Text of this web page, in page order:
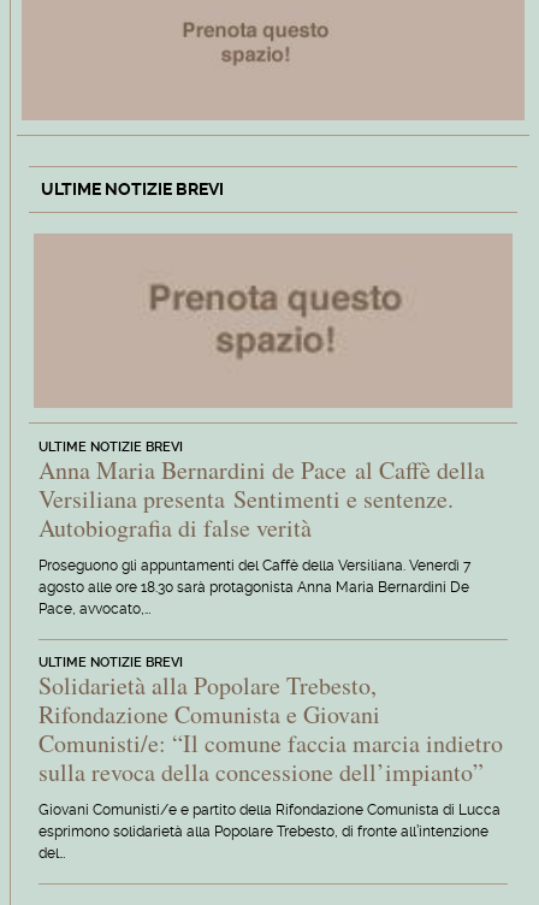
ULTIME NOTIZIE BREVI
ULTIME NOTIZIE BREVI
Anna Maria Bernardini de Pace al Caffè della
Versiliana presenta Sentimenti e sentenze.
Autobiografia di false verità
Proseguono gli appuntamenti del Caffè della Versiliana. Venerdì 7
agosto alle ore 18.30 sarà protagonista Anna Maria Bernardini De
Pace, avvocato,…
ULTIME NOTIZIE BREVI
Solidarietà alla Popolare Trebesto,
Rifondazione Comunista e Giovani
Comunisti/e: “Il comune faccia marcia indietro
sulla revoca della concessione dell’impianto”
Giovani Comunisti/e e partito della Rifondazione Comunista di Lucca
esprimono solidarietà alla Popolare Trebesto, di fronte all’intenzione
del…